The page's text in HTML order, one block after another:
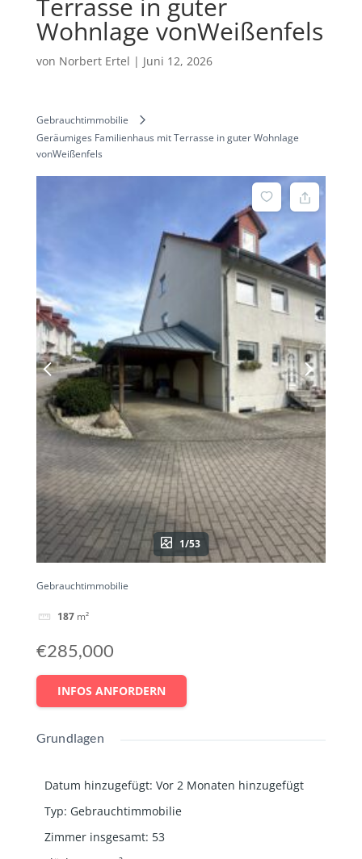
Terrasse in guter
Wohnlage vonWeißenfels
von Norbert Ertel | Juni 12, 2026
Gebrauchtimmobilie
Geräumiges Familienhaus mit Terrasse in guter Wohnlage
vonWeißenfels
1/53
Gebrauchtimmobilie
187 m²
€285,000
INFOS ANFORDERN
Grundlagen
Datum hinzugefügt: Vor 2 Monaten hinzugefügt
Typ: Gebrauchtimmobilie
Zimmer insgesamt: 53